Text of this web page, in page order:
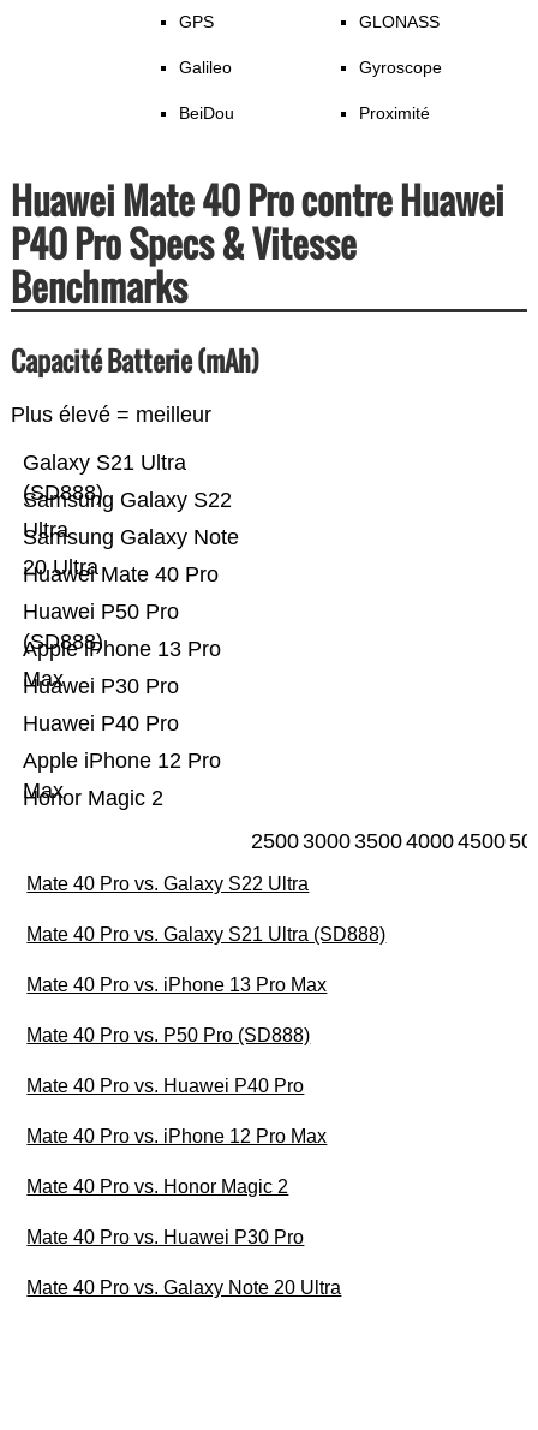
GPS
Galileo
BeiDou
GLONASS
Gyroscope
Proximité
Huawei Mate 40 Pro contre Huawei
P40 Pro Specs & Vitesse
Benchmarks
Capacité Batterie (mAh)
Plus élevé = meilleur
Honor Magic 2
Apple iPhone 12 Pro
Max
Huawei P40 Pro
Huawei P30 Pro
Apple iPhone 13 Pro
Max
Huawei P50 Pro
(SD888)
Huawei Mate 40 Pro
Samsung Galaxy Note
20 Ultra
Samsung Galaxy S22
Ultra
Galaxy S21 Ultra
(SD888)
25003000350040004500
Mate 40 Pro vs. Galaxy S22 Ultra
Mate 40 Pro vs. Galaxy S21 Ultra (SD888)
Mate 40 Pro vs. iPhone 13 Pro Max
Mate 40 Pro vs. P50 Pro (SD888)
Mate 40 Pro vs. Huawei P40 Pro
Mate 40 Pro vs. iPhone 12 Pro Max
Mate 40 Pro vs. Honor Magic 2
Mate 40 Pro vs. Huawei P30 Pro
Mate 40 Pro vs. Galaxy Note 20 Ultra